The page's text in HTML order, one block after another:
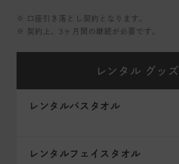
※ 口座引き落とし契約となります。
※ 契約上、3ヶ月間の継続が必要です。
レンタル グッズ
レンタルバスタオル
レンタルフェイスタオル